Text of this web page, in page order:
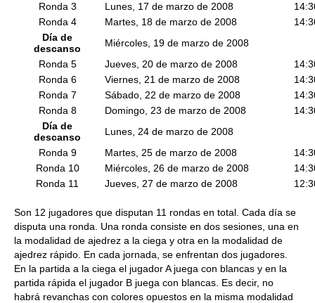
Ronda 3
Lunes, 17 de marzo de 2008
Ronda 4
Martes, 18 de marzo de 2008
Día de
descanso
Miércoles, 19 de marzo de 2008
Ronda 5
Jueves, 20 de marzo de 2008
Ronda 6
Viernes, 21 de marzo de 2008
Ronda 7
Sábado, 22 de marzo de 2008
Ronda 8
Domingo, 23 de marzo de 2008
Día de
descanso
Lunes, 24 de marzo de 2008
Ronda 9
Martes, 25 de marzo de 2008
Ronda 10
Miércoles, 26 de marzo de 2008
Ronda 11
Jueves, 27 de marzo de 2008
Son 12 jugadores que disputan 11 rondas en total. Cada día se
disputa una ronda. Una ronda consiste en dos sesiones, una en
la modalidad de ajedrez a la ciega y otra en la modalidad de
ajedrez rápido. En cada jornada, se enfrentan dos jugadores.
En la partida a la ciega el jugador A juega con blancas y en la
partida rápida el jugador B juega con blancas. Es decir, no
habrá revanchas con colores opuestos en la misma modalidad